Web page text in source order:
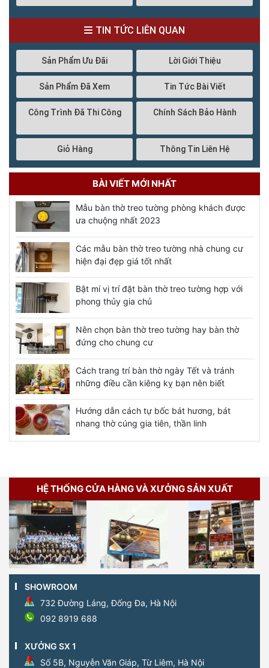
TIN TỨC LIÊN QUAN
Sản Phẩm Ưu Đãi Lời Giới Thiệu
Sản Phẩm Đã Xem Tin Tức Bài Viết
Công Trình Đã Thi Công Chính Sách Bảo Hành
Giỏ Hàng Thông Tin Liên Hệ
BÀI VIẾT MỚI NHẤT
Mẫu bàn thờ treo tường phòng khách được
ưa chuộng nhất 2023
Các mẫu bàn thờ treo tường nhà chung cư
hiện đại đẹp giá tốt nhất
Bật mí vị trí đặt bàn thờ treo tường hợp với
phong thủy gia chủ
Nên chọn bàn thờ treo tường hay bàn thờ
đứng cho chung cư
Cách trang trí bàn thờ ngày Tết và tránh
những điều cần kiêng kỵ bạn nên biết
Hướng dẫn cách tự bốc bát hương, bát
nhang thờ cúng gia tiên, thần linh
HỆ THỐNG CỬA HÀNG VÀ XƯỞNG SẢN XUẤT
SHOWROOM
732 Đường Láng, Đống Đa, Hà Nội
092 8919 688
XƯỞNG SX 1
Số 5B, Nguyễn Văn Giáp, Từ Liêm, Hà Nội